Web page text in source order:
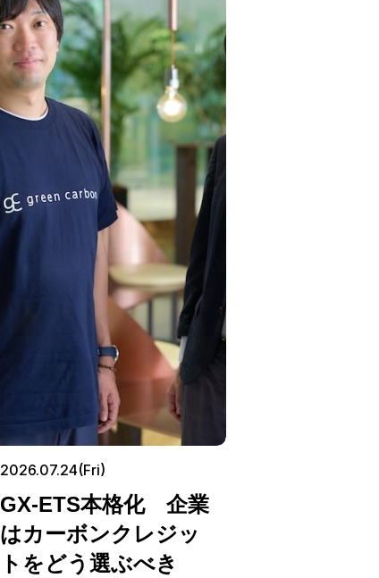
2026.07.24(Fri)
GX-ETS本格化 企業
はカーボンクレジッ
トをどう選ぶべき